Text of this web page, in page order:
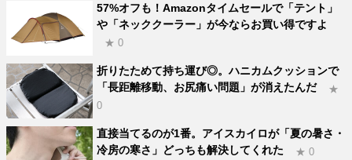
57%オフも！Amazonタイムセールで「テント」
や「ネッククーラー」が今ならお買い得ですよ
★ 0
折りたためて持ち運び◎。ハニカムクッションで
「長距離移動、お尻痛い問題」が消えたんだ
★
0
直接当てるのが1番。アイスカイロが「夏の暑さ・
冷房の寒さ」どっちも解決してくれた
★ 0